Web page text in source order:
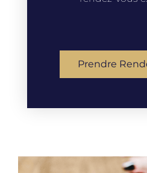
Prendre